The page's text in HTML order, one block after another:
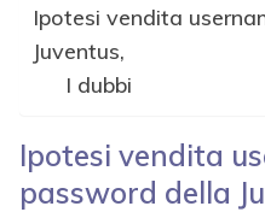
Ipotesi vendita
Juventus,
I dubbi
Ipotesi vendita
password della